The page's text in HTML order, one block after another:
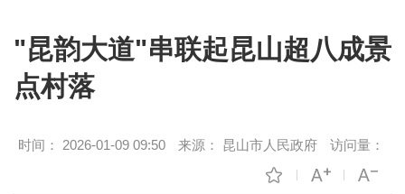
"昆韵大道"串联起昆山超八成景
点村落
时间： 2026-01-09 09:50 来源： 昆山市人民政府 访问量：